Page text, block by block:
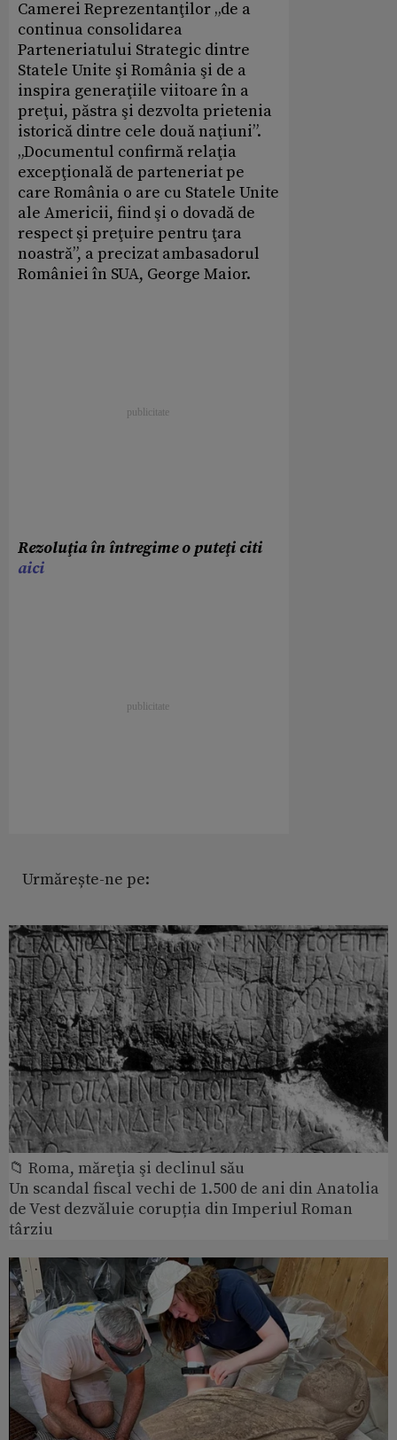
Camerei Reprezentanţilor „de a
continua consolidarea
Parteneriatului Strategic dintre
Statele Unite şi România şi de a
inspira generaţiile viitoare în a
preţui, păstra şi dezvolta prietenia
istorică dintre cele două naţiuni”.
„Documentul confirmă relaţia
excepţională de parteneriat pe
care România o are cu Statele Unite
ale Americii, fiind şi o dovadă de
respect şi preţuire pentru ţara
noastră”, a precizat ambasadorul
României în SUA, George Maior.
Rezoluţia în întregime o puteţi citi
aici
Urmărește-ne pe:
📁 Roma, măreţia şi declinul său
Un scandal fiscal vechi de 1.500 de ani din Anatolia
de Vest dezvăluie corupția din Imperiul Roman
târziu